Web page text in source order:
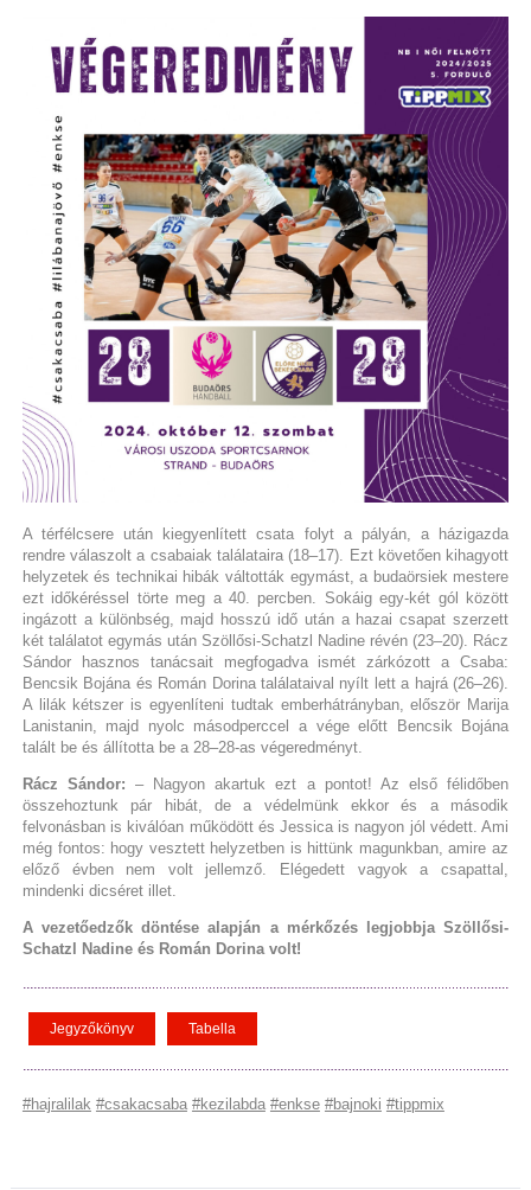
A térfélcsere után kiegyenlített csata folyt a pályán, a házigazda
rendre válaszolt a csabaiak találataira (18–17). Ezt követően kihagyott
helyzetek és technikai hibák váltották egymást, a budaörsiek mestere
ezt időkéréssel törte meg a 40. percben. Sokáig egy-két gól között
ingázott a különbség, majd hosszú idő után a hazai csapat szerzett
két találatot egymás után Szöllősi-Schatzl Nadine révén (23–20). Rácz
Sándor hasznos tanácsait megfogadva ismét zárkózott a Csaba:
Bencsik Bojána és Román Dorina találataival nyílt lett a hajrá (26–26).
A lilák kétszer is egyenlíteni tudtak emberhátrányban, először Marija
Lanistanin, majd nyolc másodperccel a vége előtt Bencsik Bojána
talált be és állította be a 28–28-as végeredményt.
Rácz Sándor: – Nagyon akartuk ezt a pontot! Az első félidőben
összehoztunk pár hibát, de a védelmünk ekkor és a második
felvonásban is kiválóan működött és Jessica is nagyon jól védett. Ami
még fontos: hogy vesztett helyzetben is hittünk magunkban, amire az
előző évben nem volt jellemző. Elégedett vagyok a csapattal,
mindenki dicséret illet.
A vezetőedzők döntése alapján a mérkőzés legjobbja Szöllősi-
Schatzl Nadine és Román Dorina volt!
Jegyzőkönyv Tabella
#hajralilak #csakacsaba #kezilabda #enkse #bajnoki #tippmix